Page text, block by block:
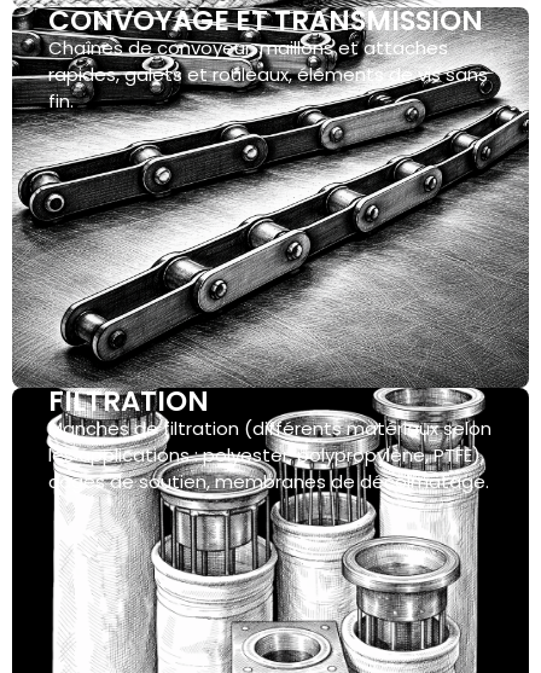
CONVOYAGE ET TRANSMISSION
Chaînes de convoyeur, maillons et attaches
rapides, galets et rouleaux, éléments de vis sans
fin.
FILTRATION
Manches de filtration (différents matériaux selon
les applications : polyester, polypropylène, PTFE),
cages de soutien, membranes de décolmatage.